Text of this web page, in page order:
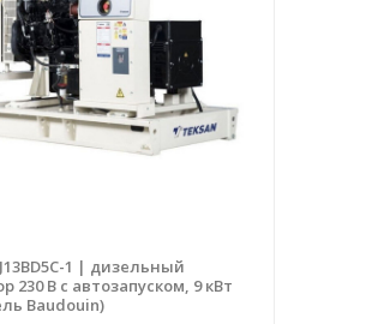
1 | дизельный
230 В с автозапуском, 9 кВт
Baudouin)